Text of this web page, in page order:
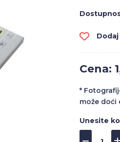
Cena:
*
može doći
Unesite